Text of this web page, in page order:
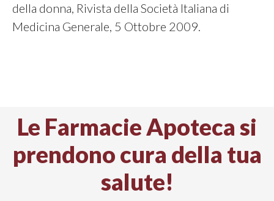
della donna, Rivista della Società Italiana di
Medicina Generale, 5 Ottobre 2009.
Le Farmacie Apoteca si
prendono cura della tua
salute!